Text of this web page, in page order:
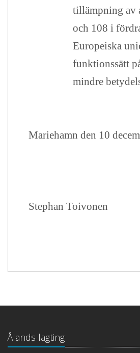
tillämpning av
och 108 i
Europeiska
funktionssätt
mindre
Mariehamn den 10
Stephan Toivonen
Ålands lagting